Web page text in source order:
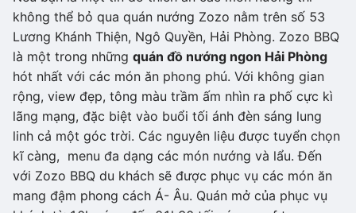
không thể bỏ qua quán nướng Zozo nằm trên số 53
Lương Khánh Thiện, Ngô Quyền, Hải Phòng. Zozo BBQ
là một trong những quán đồ nướng ngon Hải Phòng
hót nhất với các món ăn phong phú. Với không gian
rộng, view đẹp, tông màu trầm ấm nhìn ra phố cực kì
lãng mạng, đặc biệt vào buổi tối ánh đèn sáng lung
linh cả một góc trời. Các nguyên liệu được tuyển chọn
kĩ càng, menu đa dạng các món nướng và lẩu. Đến
với Zozo BBQ du khách sẽ được phục vụ các món ăn
mang đậm phong cách Á- Âu. Quán mở của phục vụ